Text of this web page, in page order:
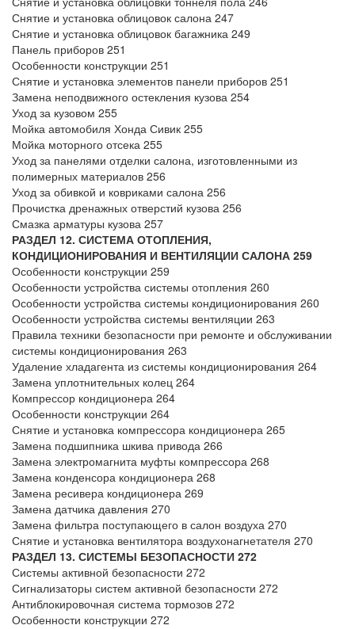
Снятие и установка облицовок салона 247
Снятие и установка облицовок багажника 249
Панель приборов 251
Особенности конструкции 251
Снятие и установка элементов панели приборов 251
Замена неподвижного остекления кузова 254
Уход за кузовом 255
Мойка автомобиля Хонда Сивик 255
Мойка моторного отсека 255
Уход за панелями отделки салона, изготовленными из
полимерных материалов 256
Уход за обивкой и ковриками салона 256
Прочистка дренажных отверстий кузова 256
Смазка арматуры кузова 257
РАЗДЕЛ 12. СИСТЕМА ОТОПЛЕНИЯ,
КОНДИЦИОНИРОВАНИЯ И ВЕНТИЛЯЦИИ САЛОНА 259
Особенности конструкции 259
Особенности устройства системы отопления 260
Особенности устройства системы кондиционирования 260
Особенности устройства системы вентиляции 263
Правила техники безопасности при ремонте и обслуживании
системы кондиционирования 263
Удаление хладагента из системы кондиционирования 264
Замена уплотнительных колец 264
Компрессор кондиционера 264
Особенности конструкции 264
Снятие и установка компрессора кондиционера 265
Замена подшипника шкива привода 266
Замена электромагнита муфты компрессора 268
Замена конденсора кондиционера 268
Замена ресивера кондиционера 269
Замена датчика давления 270
Замена фильтра поступающего в салон воздуха 270
Снятие и установка вентилятора воздухонагнетателя 270
РАЗДЕЛ 13. СИСТЕМЫ БЕЗОПАСНОСТИ 272
Системы активной безопасности 272
Сигнализаторы систем активной безопасности 272
Антиблокировочная система тормозов 272
Особенности конструкции 272